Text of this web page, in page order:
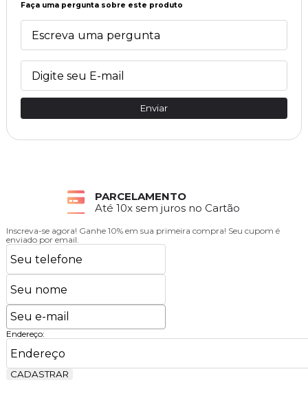
Faça uma pergunta sobre este produto
Enviar
DEVOLUÇÕES
7 dias para devolver a compra
Inscreva-se agora! Ganhe 10% em sua primeira compra! Seu cupom é
enviado por email.
Endereço:
CADASTRAR